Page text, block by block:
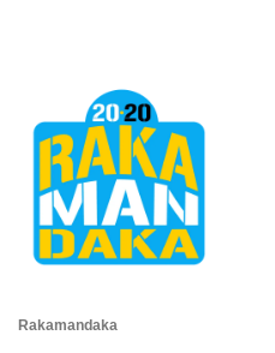
Rakamandaka